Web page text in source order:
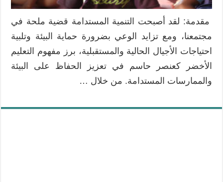
مقدمة: لقد أصبحت التنمية المستدامة قضية ملحة في
مجتمعنا، ومع تزايد الوعي بضرورة حماية البيئة وتلبية
احتياجات الأجيال الحالية والمستقبلية، برز مفهوم التعليم
الأخضر كعنصر حاسم في تعزيز الحفاظ على البيئة
والممارسات المستدامة. من خلال …